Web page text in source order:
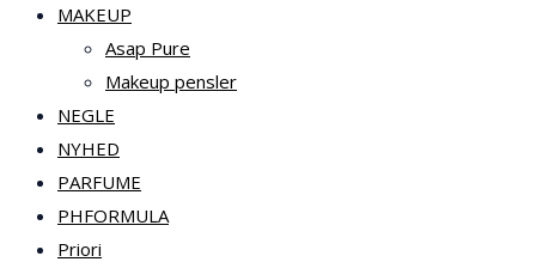
MAKEUP
Asap Pure
Makeup pensler
NEGLE
NYHED
PARFUME
PHFORMULA
Priori